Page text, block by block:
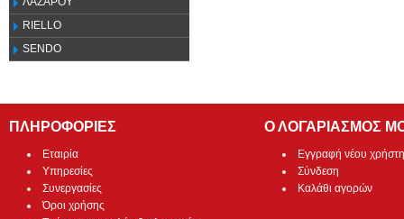
RIELLO
SENDO
ΠΛΗΡΟΦΟΡΙΕΣ
Εταιρία
Υπηρεσίες
Συνεργασίες
Όροι χρήσης
Ο ΛΟΓΑΡΙΑΣΜΟΣ
Εγγραφή νέου χρήστη
Σύνδεση
Καλάθι αγορών